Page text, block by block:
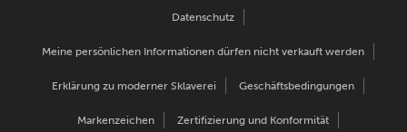
Datenschutz
Meine persönlichen Informationen dürfen nicht verkauft werden
Erklärung zu moderner Sklaverei Geschäftsbedingungen
Markenzeichen Zertifizierung und Konformität